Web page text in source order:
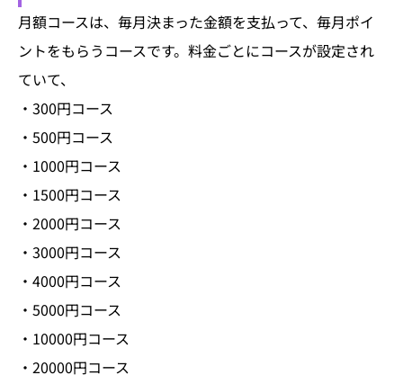
月額コースは、毎月決まった金額を支払って、毎月ポイ
ントをもらうコースです。料金ごとにコースが設定され
ていて、
・300円コース
・500円コース
・1000円コース
・1500円コース
・2000円コース
・3000円コース
・4000円コース
・5000円コース
・10000円コース
・20000円コース